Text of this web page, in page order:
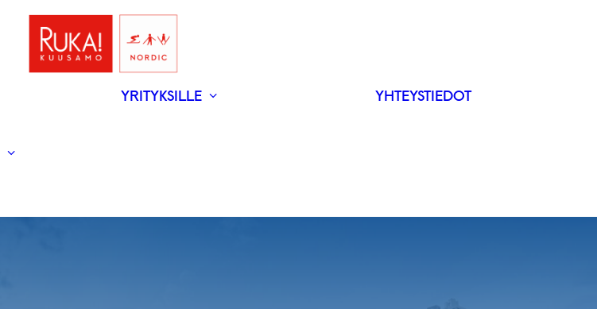
YRITYKSILLE YHTEYSTIEDOT